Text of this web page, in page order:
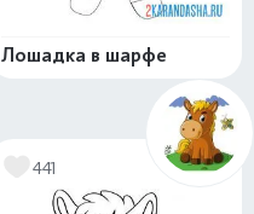
Лошадка в шарфе
441